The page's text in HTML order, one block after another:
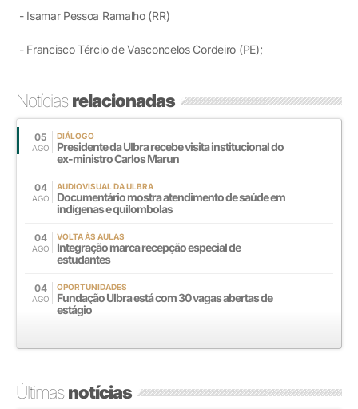
- Isamar Pessoa Ramalho (RR)
- Francisco Tércio de Vasconcelos Cordeiro (PE);
Notíciasrelacionadas
05
AGO
DIÁLOGO
Presidente da Ulbra recebe visita institucional do
ex-ministro Carlos Marun
04
AGO
AUDIOVISUAL DA ULBRA
Documentário mostra atendimento de saúde em
indígenas e quilombolas
04
AGO
VOLTA ÀS AULAS
Integração marca recepção especial de
estudantes
04
AGO
OPORTUNIDADES
Fundação Ulbra está com 30 vagas abertas de
estágio
Últimasnotícias